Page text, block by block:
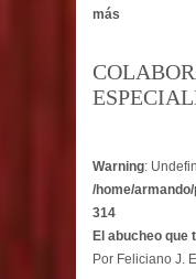
más
Warning:
/home/
314
El abucheo que
Por Feliciano J.